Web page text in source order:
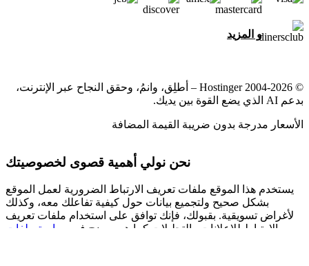
و المزيد
© 2004-2026 Hostinger – أطلِق، وانمُ، وحقق النجاح عبر الإنترنت،
بدعم AI الذي يضع القوة بين يديك.
الأسعار مدرجة بدون ضريبة القيمة المضافة
نحن نولي أهمية قصوى لخصوصيتك
يستخدم هذا الموقع ملفات تعريف الارتباط الضرورية لعمل الموقع
بشكل صحيح ولتجميع بيانات حول كيفية تفاعلك معه، وكذلك
لأغراض تسويقية. بقبولك، فإنك توافق على استخدام ملفات تعريف
الارتباط للإعلانات والتحليلات كما هو موضح في
سياسة ملفات